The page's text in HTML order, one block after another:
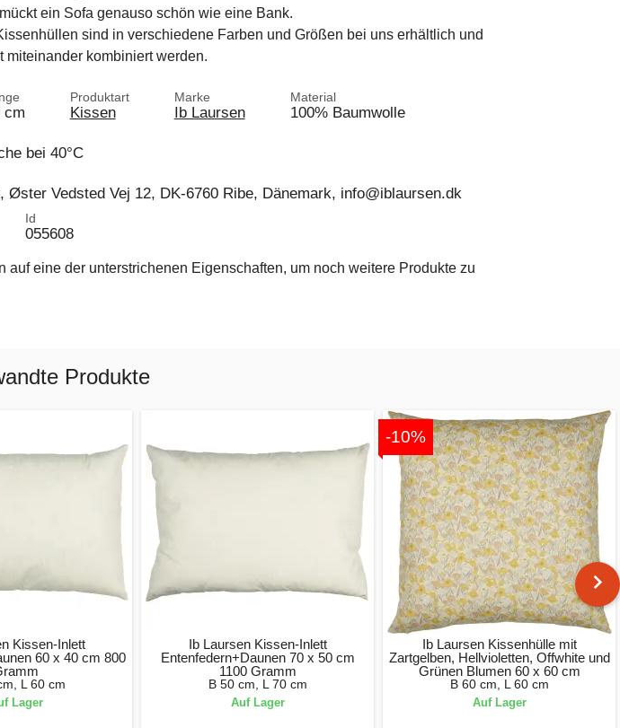
ein Sofa genauso schön wie eine Bank.
sind in verschiedene Farben und Größen bei uns erhältlich und
miteinander kombiniert werden.
cm
Produktart
Kissen
Marke
Ib Laursen
Material
100% Baumwolle
bei 40°C
Øster Vedsted Vej 12, DK-6760 Ribe, Dänemark, info@iblaursen.dk
Id
055608
auf eine der unterstrichenen Eigenschaften, um noch weitere Produkte zu
Produkte
Kissen-Inlett
60 x 40 cm 800
L 60 cm
Lager
Ib Laursen Kissen-Inlett
Entenfedern+Daunen 70 x 50 cm
1100 Gramm
B 50 cm, L 70 cm
Auf Lager
-10%
Ib Laursen Kissenhülle mit
Zartgelben, Hellvioletten, Offwhite und
Grünen Blumen 60 x 60 cm
B 60 cm, L 60 cm
Auf Lager